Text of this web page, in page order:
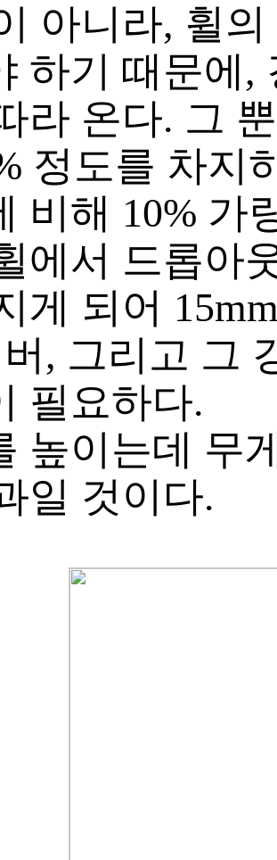
아니라, 휠
하기 때문에,
라 온다. 그
정도를 차지
비해 10% 가
에서 드롭아
게 되어
, 그리고 그
필요하다.
높이는데 무
일 것이다.